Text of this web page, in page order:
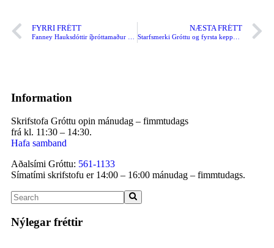
FYRRI FRÉTT NÆSTA FRÉTT
Information
Skrifstofa Gróttu opin mánudag – fimmtudags
frá kl. 11:30 – 14:30.
Hafa samband
Aðalsími Gróttu: 561-1133
Símatími skrifstofu er 14:00 – 16:00 mánudag – fimmtudags.
Nýlegar fréttir